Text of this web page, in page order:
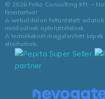
© 2026 Friko Consulting Kft. –
fenntartva!
A weboldalon feltüntetett
minősülnek ajánlattételnek.
A termékeknél megjelenített
eltérhetnek.
partner